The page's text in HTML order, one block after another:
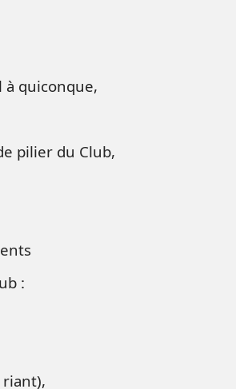
quiconque,
pilier du Club,
:
riant),